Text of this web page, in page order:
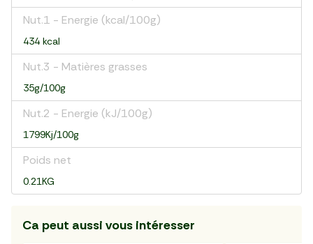
Nut.1 - Energie (kcal/100g)
434 kcal
Nut.3 - Matières grasses
35g/100g
Nut.2 - Energie (kJ/100g)
1799Kj/100g
Poids net
0.21KG
Ca peut aussi vous intéresser